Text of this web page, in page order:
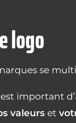
logo
se
important
valeurset